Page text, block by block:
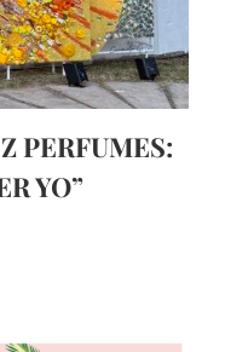
PERFUMES:
YO”